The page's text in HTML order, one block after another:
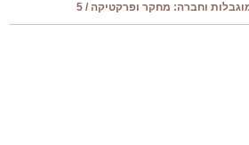
וחברה: מחקר ופרקטיקה / 5